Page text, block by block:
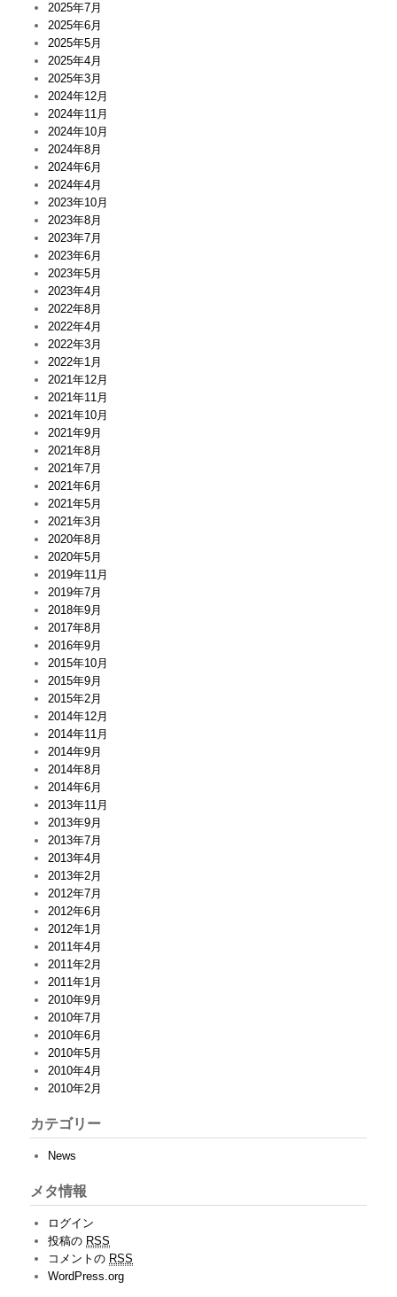
2025年7月
2025年6月
2025年5月
2025年4月
2025年3月
2024年12月
2024年11月
2024年10月
2024年8月
2024年6月
2024年4月
2023年10月
2023年8月
2023年7月
2023年6月
2023年5月
2023年4月
2022年8月
2022年4月
2022年3月
2022年1月
2021年12月
2021年11月
2021年10月
2021年9月
2021年8月
2021年7月
2021年6月
2021年5月
2021年3月
2020年8月
2020年5月
2019年11月
2019年7月
2018年9月
2017年8月
2016年9月
2015年10月
2015年9月
2015年2月
2014年12月
2014年11月
2014年9月
2014年8月
2014年6月
2013年11月
2013年9月
2013年7月
2013年4月
2013年2月
2012年7月
2012年6月
2012年1月
2011年4月
2011年2月
2011年1月
2010年9月
2010年7月
2010年6月
2010年5月
2010年4月
2010年2月
カテゴリー
News
メタ情報
ログイン
投稿の RSS
コメントの RSS
WordPress.org